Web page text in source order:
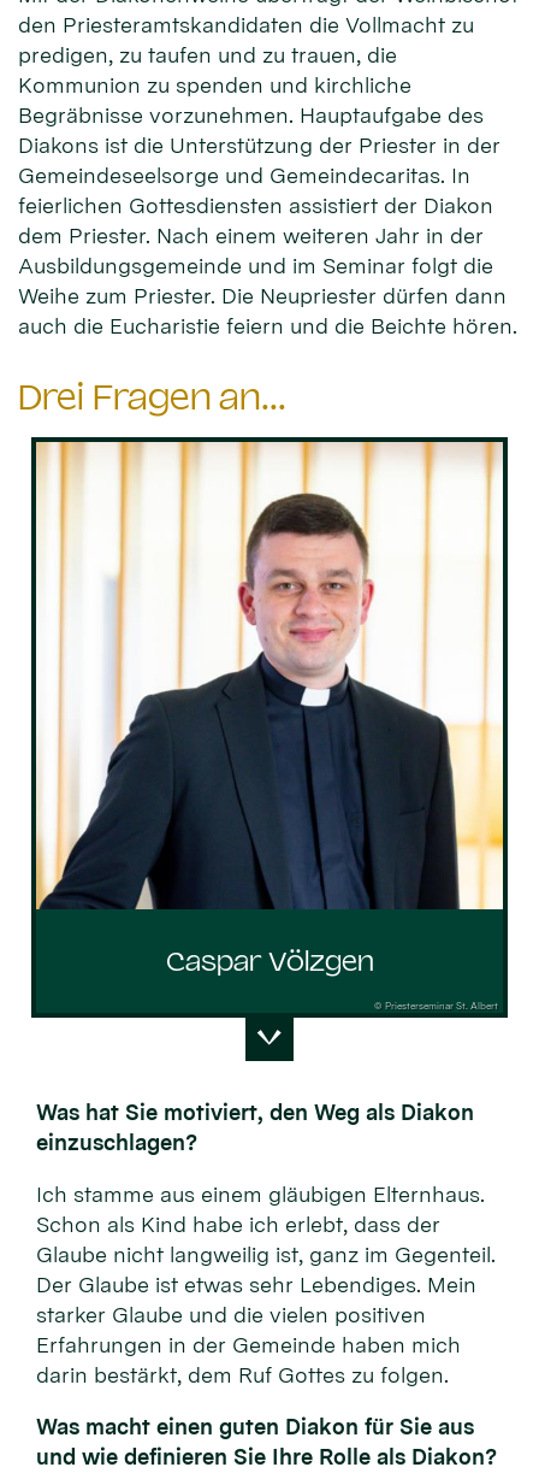
den Priesteramtskandidaten die Vollmacht zu
predigen, zu taufen und zu trauen, die
Kommunion zu spenden und kirchliche
Begräbnisse vorzunehmen. Hauptaufgabe des
Diakons ist die Unterstützung der Priester in der
Gemeindeseelsorge und Gemeindecaritas. In
feierlichen Gottesdiensten assistiert der Diakon
dem Priester. Nach einem weiteren Jahr in der
Ausbildungsgemeinde und im Seminar folgt die
Weihe zum Priester. Die Neupriester dürfen dann
auch die Eucharistie feiern und die Beichte hören.
Drei Fragen an...
Caspar Völzgen
© Priesterseminar St. Albert
Was hat Sie motiviert, den Weg als Diakon
einzuschlagen?
Ich stamme aus einem gläubigen Elternhaus.
Schon als Kind habe ich erlebt, dass der
Glaube nicht langweilig ist, ganz im Gegenteil.
Der Glaube ist etwas sehr Lebendiges. Mein
starker Glaube und die vielen positiven
Erfahrungen in der Gemeinde haben mich
darin bestärkt, dem Ruf Gottes zu folgen.
Was macht einen guten Diakon für Sie aus
und wie definieren Sie Ihre Rolle als Diakon?